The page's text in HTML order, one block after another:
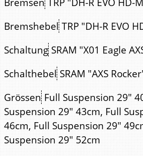
Bremshebel TRP "DH-R EVO
Schaltung SRAM "X01 Eagle
Schalthebel SRAM "AXS
Grössen Full Suspension 29"
Suspension 29" 43cm, Full
46cm, Full Suspension 29"
Suspension 29" 52cm